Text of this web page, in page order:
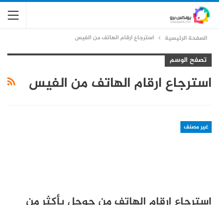
الصفحة الرئيسية استرجاع ارقام الهاتف من الفيس
تصفح الوسم
استرجاع ارقام الهاتف من الفيس
غير مصنف